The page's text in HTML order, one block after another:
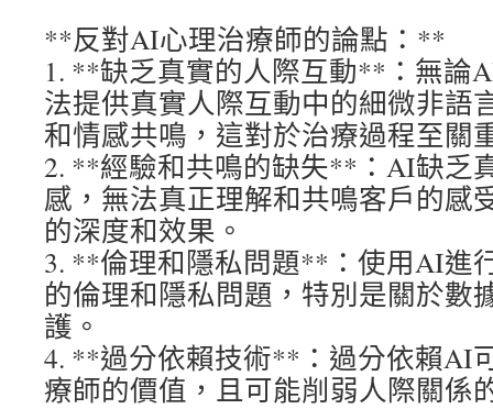
**反對AI心理治療師的論點：**
1. **缺乏真實的人際互動**：無論
法提供真實人際互動中的細微非語
和情感共鳴，這對於治療過程至關
2. **經驗和共鳴的缺失**：AI缺乏
感，無法真正理解和共鳴客戶的感
的深度和效果。
3. **倫理和隱私問題**：使用AI進
的倫理和隱私問題，特別是關於數
護。
4. **過分依賴技術**：過分依賴AI
療師的價值，且可能削弱人際關係